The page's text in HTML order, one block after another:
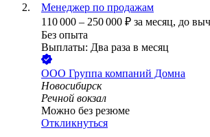
Менеджер по продажам
110 000 – 250 000 ₽ за месяц, до
Без опыта
Выплаты: Два раза в месяц
ООО Группа компаний Домна
Новосибирск
Речной вокзал
Можно без резюме
Откликнуться